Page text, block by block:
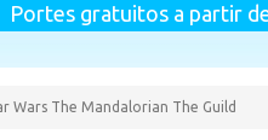
Portes gratuitos a partir
Wars The Mandalorian The Guild